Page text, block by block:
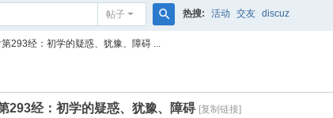
帖子 热搜: 活动 交友 discuz
293经：初学的疑惑、犹豫、障碍 ...
293经：初学的疑惑、犹豫、障碍 [复制链接]